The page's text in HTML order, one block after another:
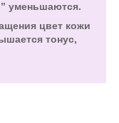
уменьшаются.
цвет кожи
тонус,